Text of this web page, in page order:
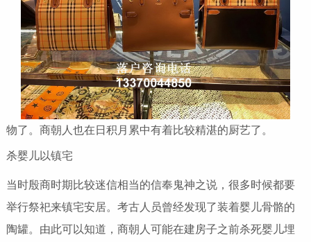
物了。商朝人也在日积月累中有着比较精湛的厨艺了。
杀婴儿以镇宅
当时殷商时期比较迷信相当的信奉鬼神之说，很多时候都要
举行祭祀来镇宅安居。考古人员曾经发现了装着婴儿骨骼的
陶罐。由此可以知道，商朝人可能在建房子之前杀死婴儿埋